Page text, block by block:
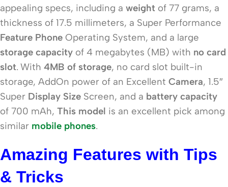
appealing specs, including a weight of 77 grams, a
thickness of 17.5 millimeters, a Super Performance
Feature Phone Operating System, and a large
storage capacity of 4 megabytes (MB) with no card
slot. With 4MB of storage, no card slot built-in
storage, AddOn power of an Excellent Camera, 1.5″
Super Display Size Screen, and a battery capacity
of 700 mAh, This model is an excellent pick among
similar mobile phones.
Amazing Features with Tips
& Tricks